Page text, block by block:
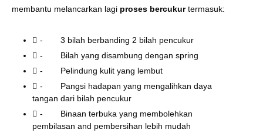
membantu melancarkan lagi proses bercukurtermasuk:
-
3 bilah berbanding 2 bilah pencukur
-
Bilah yang disambung dengan spring
-
Pelindung kulit yang lembut
-
Pangsi hadapan yang mengalihkan daya
tangan dari bilah pencukur
-
Binaan terbuka yang membolehkan
pembilasan and pembersihan lebih mudah